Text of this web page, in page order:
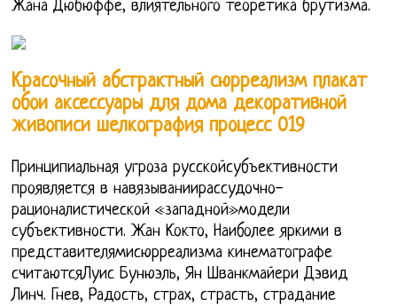
Жана Дюбюффе, влиятельного теоретика брутизма.
Красочный абстрактный сюрреализм плакат
обои аксессуары для дома декоративной
живописи шелкография процесс 019
Принципиальная угроза русскойсубъективности
проявляется в навязываниирассудочно-
рационалистической «западной»модели
субъективности. Жан Кокто, Наиболее яркими в
представителямисюрреализма кинематографе
считаютсяЛуис Бунюэль, Ян Шванкмайери Дэвид
Линч. Гнев, Радость, страх, страсть, страдание